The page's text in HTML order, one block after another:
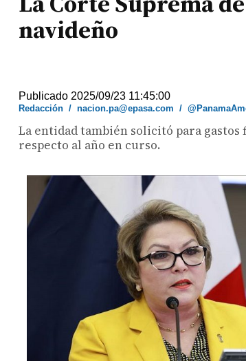
navideño
Publicado 2025/09/23 11:45:00
Redacción /nacion.pa@epasa.com /
La entidad también solicitó para
respecto al año en curso.